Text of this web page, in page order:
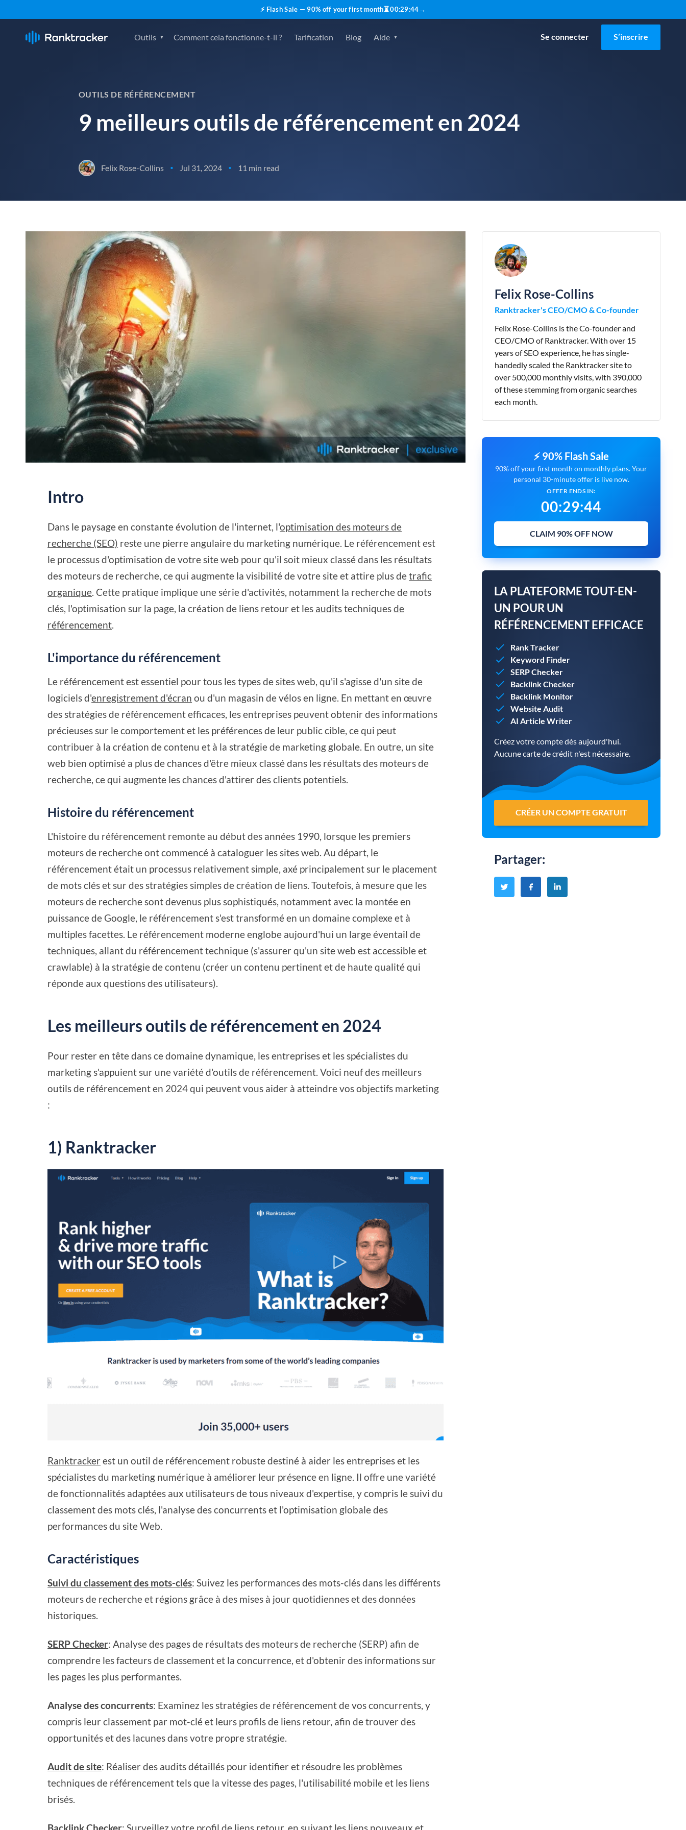
⚡ Flash Sale — 90% off your first month⏳00:29:43→
Outils Comment cela fonctionne-t-il ? Tarification Blog Aide Se connecter S’inscrire
OUTILS DE RÉFÉRENCEMENT
9 meilleurs outils de référencement en 2024
Felix Rose-Collins • Jul 31, 2024 • 11 min read
Intro
Dans le paysage en constante évolution de l'internet, l'optimisation des moteurs de
recherche (SEO) reste une pierre angulaire du marketing numérique. Le référencement est
le processus d'optimisation de votre site web pour qu'il soit mieux classé dans les résultats
des moteurs de recherche, ce qui augmente la visibilité de votre site et attire plus detrafic
organique . Cette pratique implique une série d'activités, notamment la recherche de mots
clés, l'optimisation sur la page, la création de liens retour et les auditstechniquesde
référencement
L'importance du référencement
Le référencement est essentiel pour tous les types de sites web, qu'il s'agisse d'un site de
logiciels d'enregistrement d'écran ou d'un magasin de vélos en ligne. En mettant en œuvre
des stratégies de référencement efficaces, les entreprises peuvent obtenir des informations
précieuses sur le comportement et les préférences de leur public cible, ce qui peut
contribuer à la création de contenu et à la stratégie de marketing globale. En outre, un site
web bien optimisé a plus de chances d'être mieux classé dans les résultats des moteurs de
recherche, ce qui augmente les chances d'attirer des clients potentiels.
Histoire du référencement
L'histoire du référencement remonte au début des années 1990, lorsque les premiers
moteurs de recherche ont commencé à cataloguer les sites web. Au départ, le
référencement était un processus relativement simple, axé principalement sur le placement
de mots clés et sur des stratégies simples de création de liens. Toutefois, à mesure que les
moteurs de recherche sont devenus plus sophistiqués, notamment avec la montée en
puissance de Google, le référencement s'est transformé en un domaine complexe et à
multiples facettes. Le référencement moderne englobe aujourd'hui un large éventail de
techniques, allant du référencement technique (s'assurer qu'un site web est accessible et
crawlable) à la stratégie de contenu (créer un contenu pertinent et de haute qualité qui
réponde aux questions des utilisateurs).
Les meilleurs outils de référencement en 2024
Pour rester en tête dans ce domaine dynamique, les entreprises et les spécialistes du
marketing s'appuient sur une variété d'outils de référencement. Voici neuf des meilleurs
outils de référencement en 2024 qui peuvent vous aider à atteindre vos objectifs marketing
:
1) Ranktracker
Ranktracker est un outil de référencement robuste destiné à aider les entreprises et les
spécialistes du marketing numérique à améliorer leur présence en ligne. Il offre une variété
de fonctionnalités adaptées aux utilisateurs de tous niveaux d'expertise, y compris le suivi du
classement des mots clés, l'analyse des concurrents et l'optimisation globale des
performances du site Web.
Caractéristiques
Suivi du classement des mots-clés: Suivez les performances des mots-clés dans les différents
moteurs de recherche et régions grâce à des mises à jour quotidiennes et des données
historiques.
SERP Checker: Analyse des pages de résultats des moteurs de recherche (SERP) afin de
comprendre les facteurs de classement et la concurrence, et d'obtenir des informations sur
les pages les plus performantes.
Analyse des concurrents: Examinez les stratégies de référencement de vos concurrents, y
compris leur classement par mot-clé et leurs profils de liens retour, afin de trouver des
opportunités et des lacunes dans votre propre stratégie.
Audit de site: Réaliser des audits détaillés pour identifier et résoudre les problèmes
techniques de référencement tels que la vitesse des pages, l'utilisabilité mobile et les liens
brisés.
Felix Rose-Collins
Ranktracker's CEO/CMO & Co-founder
Felix Rose-Collins is the Co-founder and
CEO/CMO of Ranktracker. With over 15
years of SEO experience, he has single-
handedly scaled the Ranktracker site to
over 500,000 monthly visits, with 390,000
of these stemming from organic searches
each month.
⚡ 90% Flash Sale
90% off your first month on monthly plans. Your
personal 30-minute offer is live now.
OFFER ENDS IN:
00:29:43
CLAIM 90% OFF NOW
LA PLATEFORME TOUT-EN-
UN POUR UN
RÉFÉRENCEMENT EFFICACE
Rank Tracker
Keyword Finder
SERP Checker
Backlink Checker
Backlink Monitor
Website Audit
AI Article Writer
Créez votre compte dès aujourd'hui.
Aucune carte de crédit n'est nécessaire.
CRÉER UN COMPTE GRATUIT
Partager: